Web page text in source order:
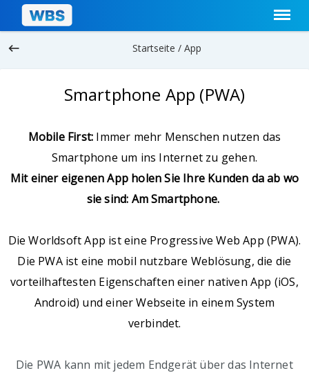
keyboard_backspace Startseite / App
Smartphone App (PWA)
Mobile First: Immer mehr Menschen nutzen das
Smartphone um ins Internet zu gehen.
Mit einer eigenen App holen Sie Ihre Kunden da ab wo
sie sind: Am Smartphone.
Die Worldsoft App ist eine Progressive Web App (PWA).
Die PWA ist eine mobil nutzbare Weblösung, die die
vorteilhaftesten Eigenschaften einer nativen App (iOS,
Android) und einer Webseite in einem System
verbindet.
Die PWA kann mit jedem Endgerät über das Internet